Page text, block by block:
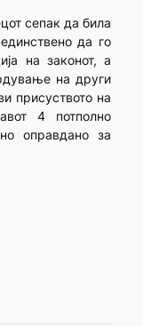
сепак да била
да го
на законот, a
на други
присуството на
4 потполно
оправдано за